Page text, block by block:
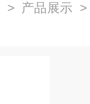
> 产品展示